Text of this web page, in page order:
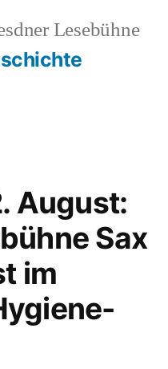
Lesebühne
August:
Sax
im